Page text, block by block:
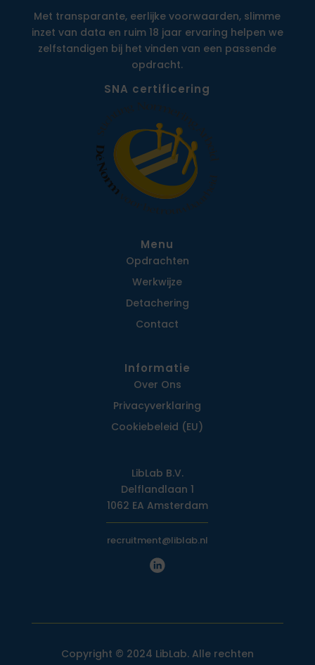
Met transparante, eerlijke voorwaarden, slimme
inzet van data en ruim 18 jaar ervaring helpen we
zelfstandigen bij het vinden van een passende
opdracht.
SNA certificering
Menu
Opdrachten
Werkwijze
Detachering
Contact
Informatie
Over Ons
Privacy­verklaring
Cookiebeleid (EU)
LibLab B.V.
Delflandlaan 1
1062 EA Amsterdam
recruitment@liblab.nl
Copyright © 2024 LibLab. Alle rechten